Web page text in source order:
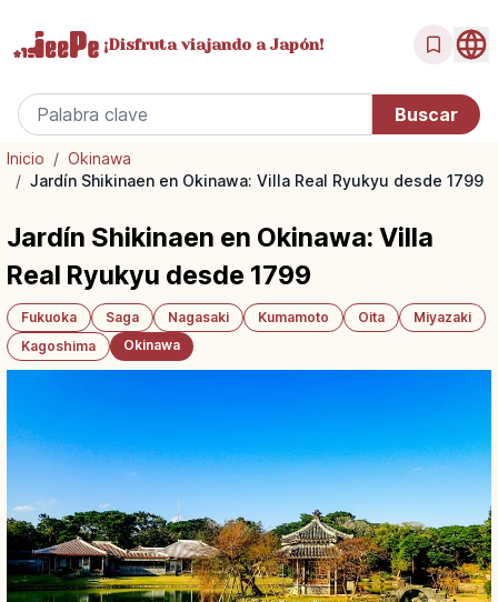
¡Disfrutaviajando a Japón!
Inicio / Okinawa
/ Jardín Shikinaen en Okinawa: Villa Real Ryukyu desde 1799
Jardín Shikinaen en Okinawa: Villa
Real Ryukyu desde 1799
Fukuoka Saga Nagasaki Kumamoto Oita
Miyazaki
Kagoshima
Okinawa